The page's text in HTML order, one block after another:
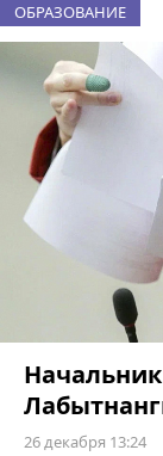
ОБРАЗОВАНИЕ
26 декабря 13:24